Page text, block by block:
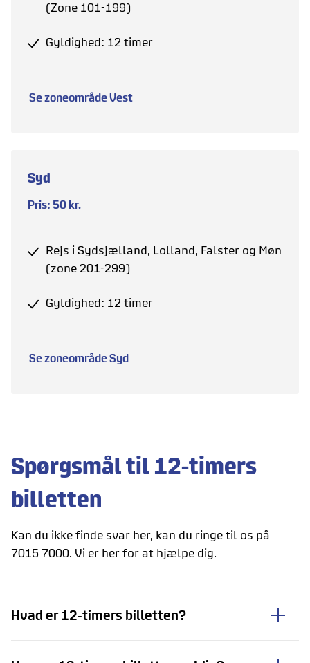
(Zone 101-199)
Gyldighed: 12 timer
Se zoneområde Vest
Syd
Pris: 50 kr.
Rejs i Sydsjælland, Lolland, Falster og Møn
(zone 201-299)
Gyldighed: 12 timer
Se zoneområde Syd
Spørgsmål til 12-timers
billetten
Kan du ikke finde svar her, kan du ringe til os på
7015 7000. Vi er her for at hjælpe dig.
Hvad er 12-timers billetten?